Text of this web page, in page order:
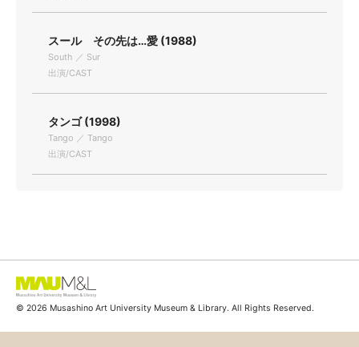
スール その先は…愛 (1988)
South ／ Sur
出演/CAST
タンゴ (1998)
Tango ／ Tango
出演/CAST
© 2026 Musashino Art University Museum & Library. All Rights Reserved.